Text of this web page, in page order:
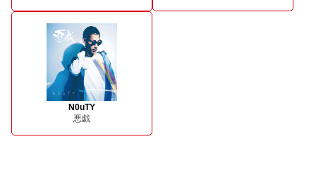
N0uTY
悪戯